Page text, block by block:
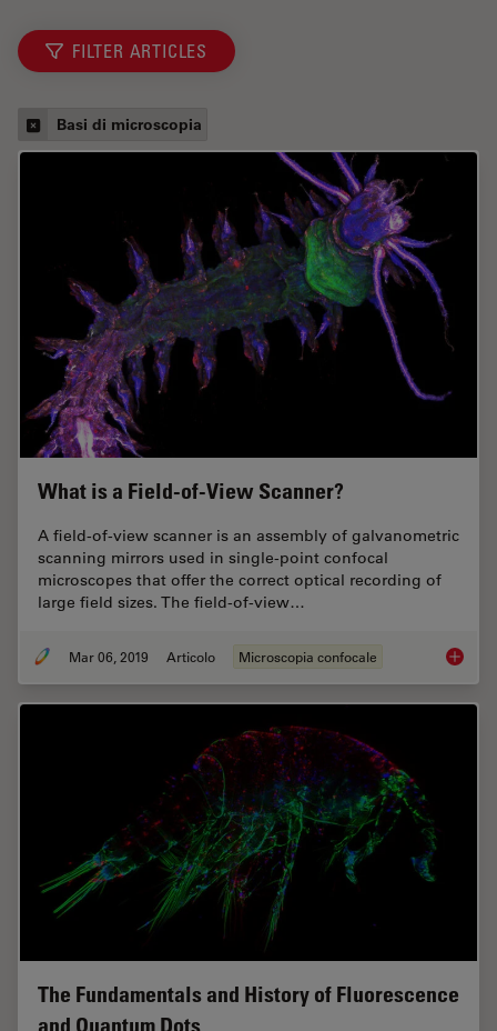
FILTER ARTICLES
Basi di microscopia
What is a Field-of-View Scanner?
A field-of-view scanner is an assembly of galvanometric
scanning mirrors used in single-point confocal
microscopes that offer the correct optical recording of
large field sizes. The field-of-view…
Mar 06, 2019 Articolo Microscopia confocale What is
The Fundamentals and History of Fluorescence